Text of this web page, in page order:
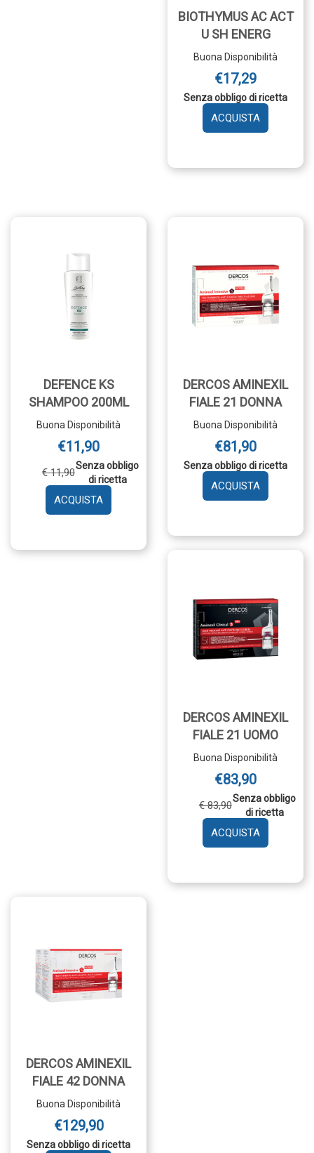
BIOTHYMUS AC ACT
U SH ENERG
Buona Disponibilità
€17,29
Senza obbligo di ricetta
AGGIUNGI
AC
DEFENCE KS
SHAMPOO 200ML
Buona Disponibilità
€11,90
€ 11,90
Senza obbligo
di ricetta
AGGIUNGI DEFENCE
KS
200ML AL
DERCOS AMINEXIL
FIALE 21 DONNA
Buona Disponibilità
€81,90
Senza obbligo di ricetta
AGGIUNGI
AMINEXIL
DERCOS AMINEXIL
FIALE 21 UOMO
Buona Disponibilità
€83,90
€ 83,90
Senza obbligo
di ricetta
AMINEXIL
DERCOS AMINEXIL
FIALE 42 DONNA
Buona Disponibilità
€129,90
Senza obbligo di ricetta